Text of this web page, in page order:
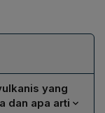
yang
dan apa arti